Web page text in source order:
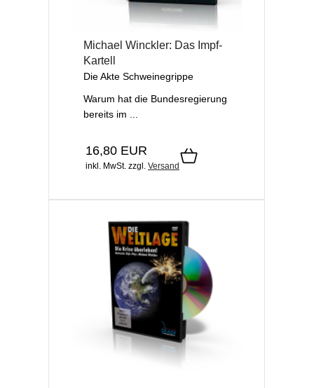
Michael Winckler: Das Impf-
Kartell
Die Akte Schweinegrippe
Warum hat die Bundesregierung
bereits im ...
16,80 EUR
inkl. MwSt. zzgl. Versand